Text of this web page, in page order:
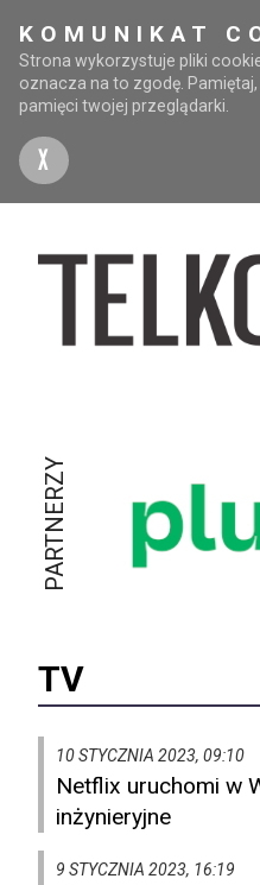
KOMUNIKAT
Strona wykorzystuje pliki
oznacza na to zgodę.
pamięci twojej przeglądarki.
X
PARTNERZY
TV
10 STYCZNIA 2023, 09:10
Netflix uruchomi w
inżynieryjne
9 STYCZNIA 2023, 16:19